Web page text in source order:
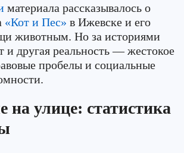
материала рассказывалось о
«Кот и Пес» в Ижевске и его
животным. Но за историями
и другая реальность — жестокое
пробелы и социальные
улице: статистика